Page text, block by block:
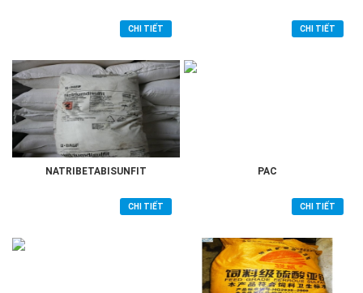
CHI TIẾT CHI TIẾT
NATRIBETABISUNFIT
CHI TIẾT
PAC
CHI TIẾT